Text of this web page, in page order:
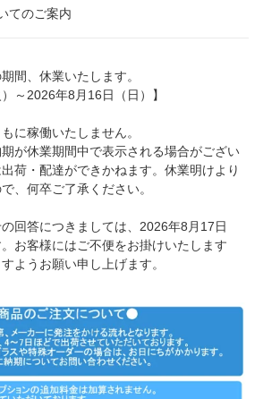
てのご案内
間、休業いたします。
～2026年8月16日（日）】
に稼働いたしません。
が休業期間中で表示される場合がござい
荷・配達ができかねます。休業明けより
、何卒ご了承ください。
回答につきましては、2026年8月17日
。お客様にはご不便をお掛けいたします
ようお願い申し上げます。